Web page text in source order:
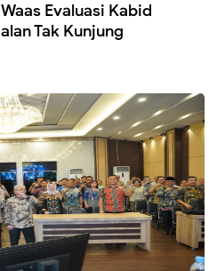
Evaluasi Kabid
Tak Kunjung